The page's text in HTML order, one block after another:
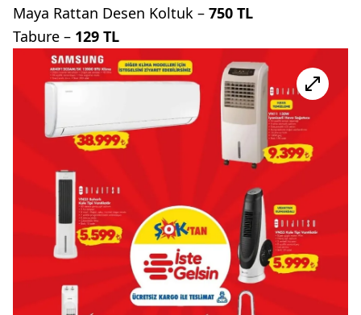
Maya Rattan Desen Koltuk – 750 TL
Tabure – 129 TL